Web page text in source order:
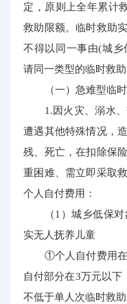
定，原则上全年累计
救助限额。临时救助
不得以同一事由(城
请同一类型的临时救助
（一）急难型临
1.因火灾、溺水
遭遇其他特殊情况，
残、死亡，在扣除保
重困难、需立即采取
个人自付费用：
（1）城乡低保
实无人抚养儿童
①个人自付费用
自付部分在3万元以下
不低于单人次临时救